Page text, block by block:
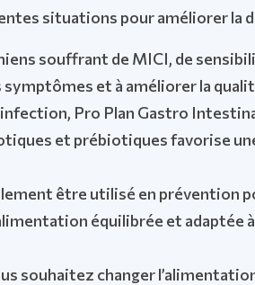
situations pour améliorer la
souffrant de MICI, de
et à améliorer la
Pro Plan Gastro
et prébiotiques favorise
être utilisé en prévention
équilibrée et adaptée
souhaitez changer